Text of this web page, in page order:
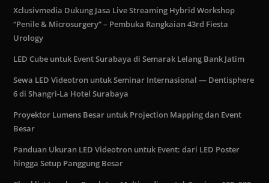
Xclusivmedia Dukung Jasa Live Streaming Hybrid Workshop
“Penile & Microsurgery” – Pembuka Rangkaian 43rd Fiesta
Urology
LED Cube untuk Event Surabaya di Semarak Lelang Bank Jatim
Sewa LED Videotron untuk Seminar Internasional — Dentisphere
6 di Shangri-La Hotel Surabaya
Proyektor Lumens Besar untuk Projection Mapping dan Event
Besar
Panduan Ukuran LED Videotron untuk Event: dari LED Poster
hingga Setup Panggung Besar